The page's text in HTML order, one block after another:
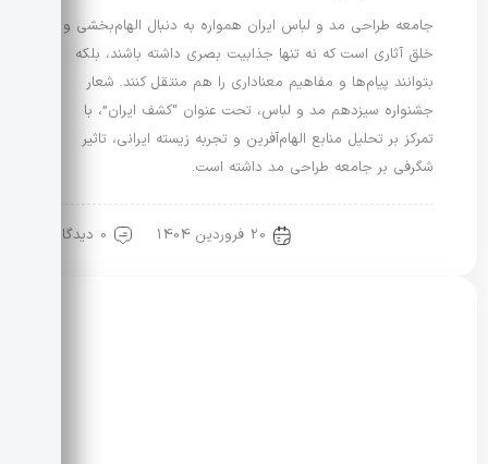
جامعه طراحی مد و لباس ایران همواره به دنبال الهام‌بخشی و
خلق آثاری است که نه تنها جذابیت بصری داشته باشند، بلکه
بتوانند پیام‌ها و مفاهیم معناداری را هم منتقل کنند. شعار
جشنواره سیزدهم مد و لباس، تحت عنوان “کشف ایران”، با
تمرکز بر تحلیل منابع الهام‌آفرین و تجربه زیسته ایرانی، تاثیر
شگرفی بر جامعه طراحی مد داشته است.
20 فروردین 1404 0 دیدگاه